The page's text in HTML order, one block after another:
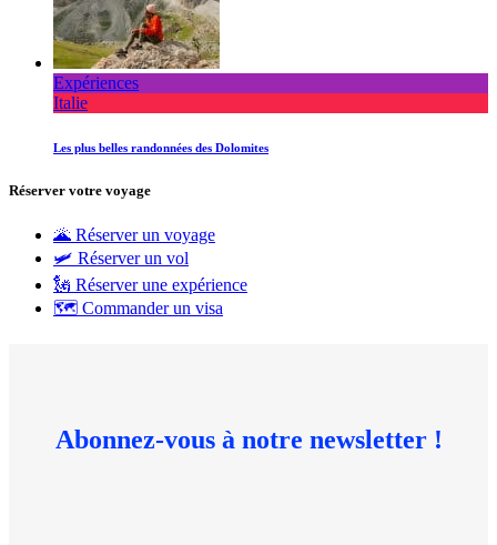
Expériences
Italie
Les plus belles randonnées des Dolomites
Réserver votre voyage
🌋 Réserver un voyage
🛩 Réserver un vol
🗽 Réserver une expérience
🗺 Commander un visa
Abonnez-vous à notre newsletter !